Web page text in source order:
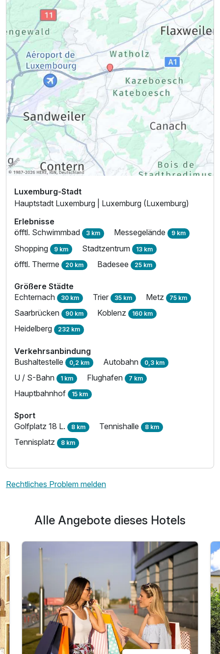
Ausstattung
Zusatznächte
Für 4 Tage p.P. ab 364,00 €
Suite/n
2 Erwachsene und 1 Kind
Ausstattung
Zusatznächte
Für 4 Tage
Luxemburg-Stadt
Hauptstadt Luxemburg | Luxemburg (Luxemburg)
Erlebnisse
öfftl. Schwimmbad 3 km Messegelände 9 km
Shopping 9 km Stadtzentrum 13 km
öfftl. Therme 20 km Badesee 25 km
Größere Städte
Echternach 30 km Trier 35 km Metz 75 km
Saarbrücken 90 km Koblenz 160 km
Heidelberg 232 km
Verkehrsanbindung
Bushaltestelle 0,2 km Autobahn 0,3 km
U / S-Bahn 1 km Flughafen 7 km
Hauptbahnhof 15 km
Sport
Golfplatz 18 L. 8 km Tennishalle 8 km
Tennisplatz 8 km
Rechtliches Problem melden
Alle Angebote dieses Hotels